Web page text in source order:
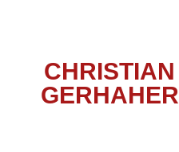
CHRISTIAN
GERHAHER